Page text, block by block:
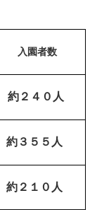
入園者数
約２４０人
約３５５人
約２１０人